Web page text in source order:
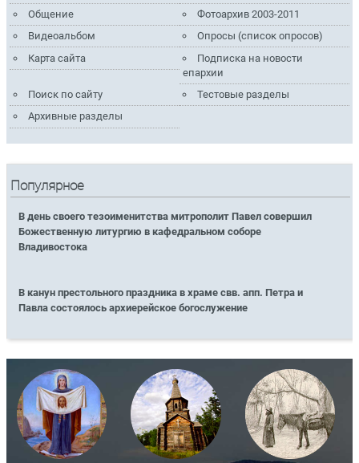
Общение
Фотоархив 2003-2011
Видеоальбом
Опросы (список опросов)
Карта сайта
Подписка на новости
епархии
Поиск по сайту
Тестовые разделы
Архивные разделы
Популярное
В день своего тезоименитства митрополит Павел совершил
Божественную литургию в кафедральном соборе
Владивостока
В канун престольного праздника в храме свв. апп. Петра и
Павла состоялось архиерейское богослужение